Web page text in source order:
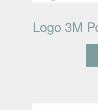
Logo 3M